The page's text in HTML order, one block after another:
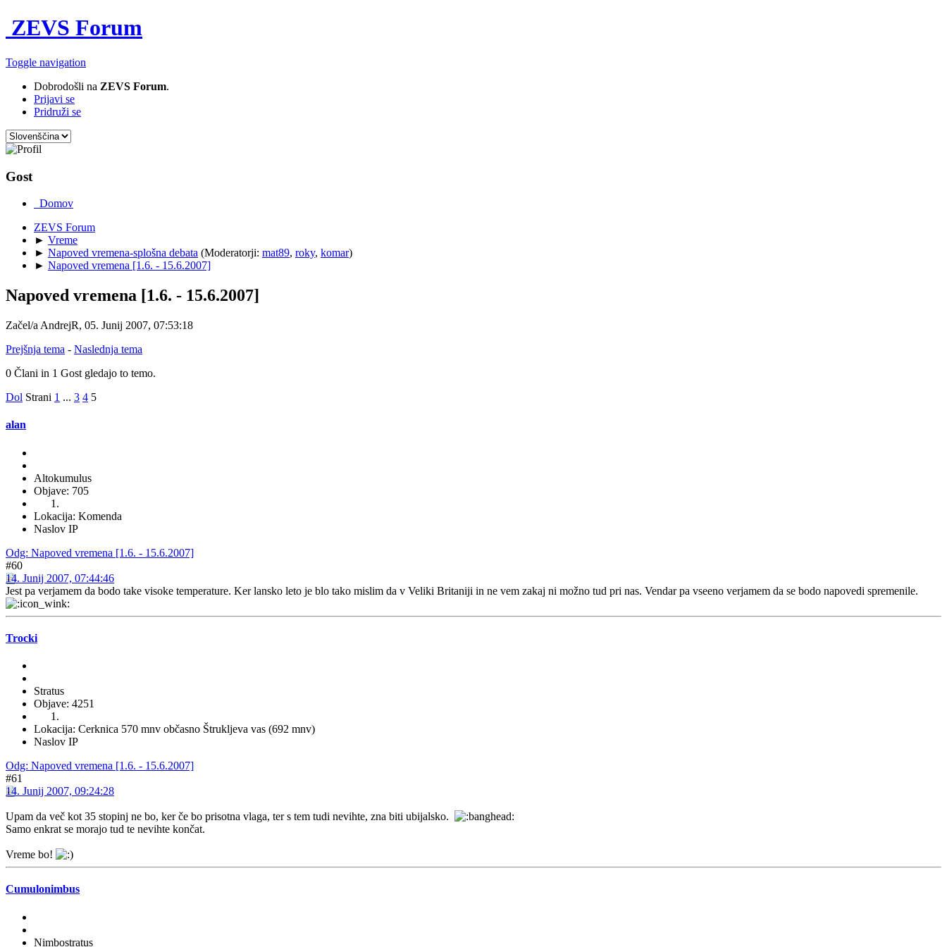
ZEVS Forum
Toggle navigation
Dobrodošli na ZEVS Forum.
Prijavi se
Pridruži se
Gost
Domov
ZEVS Forum
► Vreme
► Napoved vremena-splošna debata (Moderatorji: mat89, roky, komar)
► Napoved vremena [1.6. - 15.6.2007]
Napoved vremena [1.6. - 15.6.2007]
Začel/a AndrejR, 05. Junij 2007, 07:53:18
Prejšnja tema - Naslednja tema
0 Člani in 1 Gost gledajo to temo.
Dol Strani 1 ... 3 4 5
alan
Altokumulus
Objave: 705
Lokacija: Komenda
Naslov IP
Odg: Napoved vremena [1.6. - 15.6.2007]
#60
14. Junij 2007, 07:44:46
Jest pa verjamem da bodo take visoke temperature. Ker lansko leto je blo tako mislim da v Veliki Britaniji in ne vem zakaj ni možno tud pri nas. Vendar pa vseeno verjamem da se bodo napovedi spremenile.
Trocki
Stratus
Objave: 4251
Lokacija: Cerknica 570 mnv občasno Štrukljeva vas (692 mnv)
Naslov IP
Odg: Napoved vremena [1.6. - 15.6.2007]
#61
14. Junij 2007, 09:24:28
Upam da več kot 35 stopinj ne bo, ker če bo prisotna vlaga, ter s tem tudi nevihte, zna biti ubijalsko.
Samo enkrat se morajo tud te nevihte končat.
Vreme bo!
Cumulonimbus
Nimbostratus